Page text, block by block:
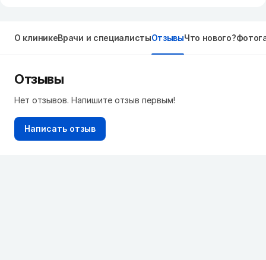
О клиникеВрачи и специалистыОтзывыЧто нового?
Отзывы
Нет отзывов. Напишите отзыв первым!
Написать отзыв